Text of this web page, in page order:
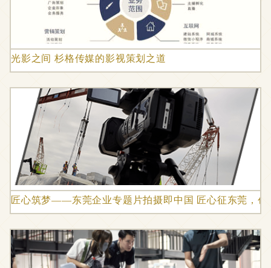
光影之间 杉格传媒的影视策划之道
匠心筑梦——东莞企业专题片拍摄即中国 匠心征东莞，创